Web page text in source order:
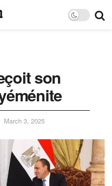
son
March 3, 2025